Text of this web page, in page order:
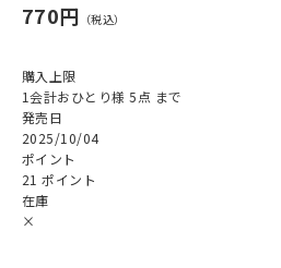
770円
購入上限
1会計おひとり様 5点 まで
発売日
2025/10/04
ポイント
21 ポイント
在庫
×